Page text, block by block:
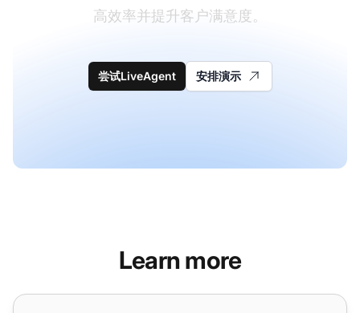
高效率并提升客户满意度。
尝试LiveAgent 安排演示
Learn more
安全隐私政策